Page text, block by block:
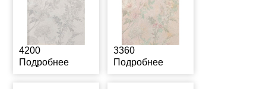
4200
Подробнее
3360
Подробнее